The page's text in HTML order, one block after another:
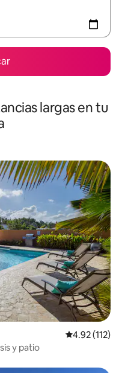
largas en tu
Calificación
4.92 (112)
y patio